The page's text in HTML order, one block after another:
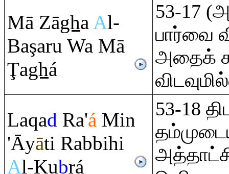
Mā ZāghaAl-
Başaru Wa Mā
Ţaghá
53-17
பார்வை
அதைக்
Laqad Ra'á Min
'Āyāti Rabbihi
Al-Kubrá
53-18